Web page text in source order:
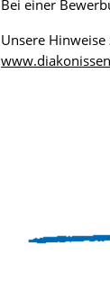
Bei einer
Unsere